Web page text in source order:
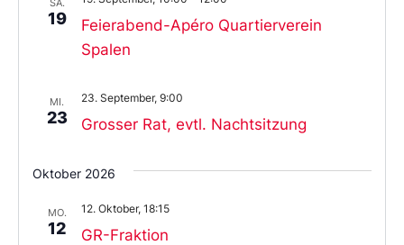
SA.
19
Feierabend-Apéro Quartierverein
Spalen
MI.
23 Grosser Rat, evtl. Nachtsitzung
23. September, 9:00
Oktober 2026
MO.
12 GR-Fraktion
12. Oktober, 18:15